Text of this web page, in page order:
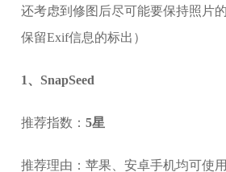
还考虑到修图后尽可能要保持照片
保留Exif信息的标出）
1、SnapSeed
推荐指数：5星
推荐理由：苹果、安卓手机均可使